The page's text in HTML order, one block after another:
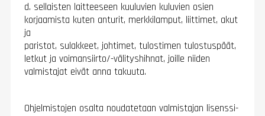
d. sellaisten laitteeseen kuuluvien kuluvien osien
korjaamista kuten anturit, merkkilamput, liittimet, akut
ja
paristot, sulakkeet, johtimet, tulostimen tulostuspäät,
letkut ja voimansiirto/-välityshihnat, joille niiden
valmistajat eivät anna takuuta.
Ohjelmistojen osalta noudatetaan valmistajan lisenssi-